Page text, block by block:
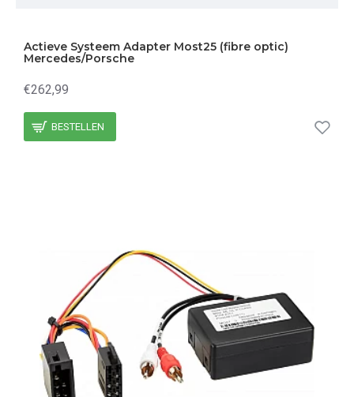
Actieve Systeem Adapter Most25 (fibre optic)
Mercedes/Porsche
€262,99
BESTELLEN